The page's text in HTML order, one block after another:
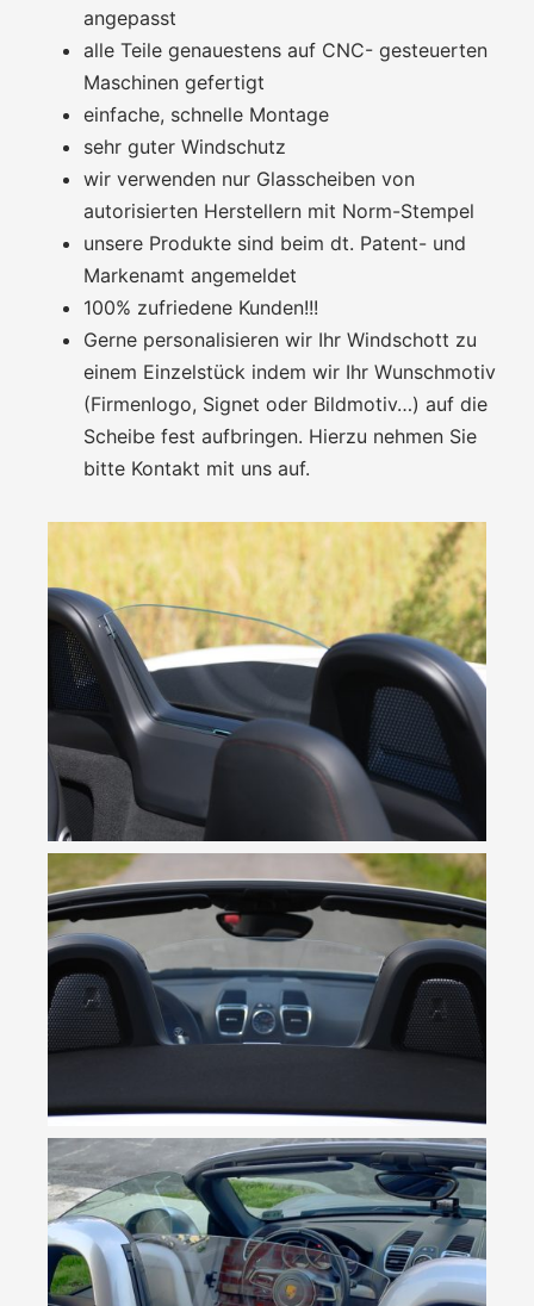
angepasst
alle Teile genauestens auf CNC- gesteuerten
Maschinen gefertigt
einfache, schnelle Montage
sehr guter Windschutz
wir verwenden nur Glasscheiben von
autorisierten Herstellern mit Norm-Stempel
unsere Produkte sind beim dt. Patent- und
Markenamt angemeldet
100% zufriedene Kunden!!!
Gerne personalisieren wir Ihr Windschott zu
einem Einzelstück indem wir Ihr Wunschmotiv
(Firmenlogo, Signet oder Bildmotiv…) auf die
Scheibe fest aufbringen. Hierzu nehmen Sie
bitte Kontakt mit uns auf.